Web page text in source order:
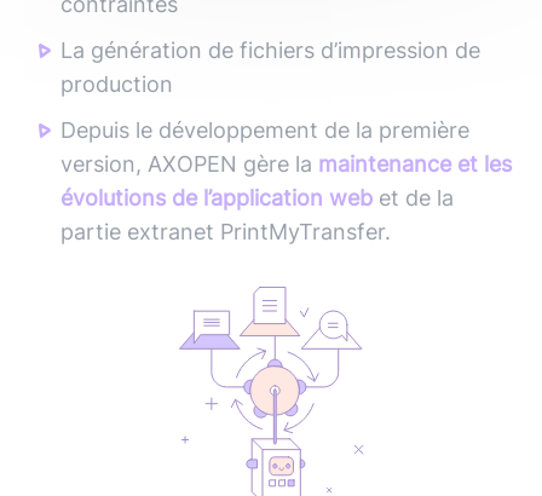
La génération de fichiers d’impression de
production
Depuis le développement de la première
version, AXOPEN gère la maintenance et les
évolutions de l’application web et de la
partie extranet PrintMyTransfer.